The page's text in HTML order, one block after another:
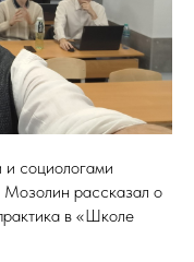
социологами
рассказал о
в «Школе